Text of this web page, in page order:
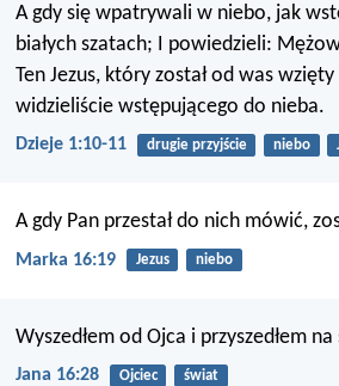
A gdy się wpatrywali w niebo, jak
białych szatach; I powiedzieli:
Ten Jezus, który został od was
widzieliście wstępującego do nieba.
Dzieje 1:10-11 drugie przyjście niebo
A gdy Pan przestał do nich mówić,
Marka 16:19 Jezus niebo
Wyszedłem od Ojca i przyszedłem
Jana 16:28 Ojciec świat